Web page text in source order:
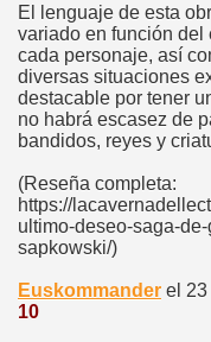
El lenguaje de esta
variado en función del
cada personaje, así
diversas situaciones
destacable por tener
no habrá escasez de
bandidos, reyes y
(Reseña completa:
https://
ultimo-deseo-saga-
sapkowski/)
Euskommander el 23
10